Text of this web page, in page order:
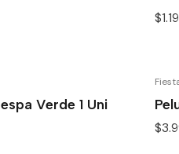
Verde 1 Uni